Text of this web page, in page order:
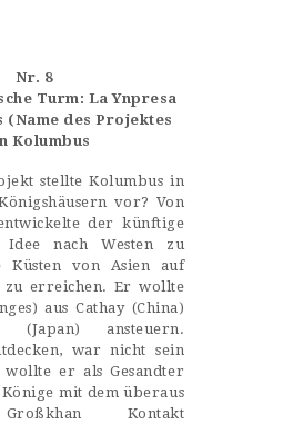
Colomares
Nr. 8
Turm: La Ynpresa
(Name des Projektes
Kolumbus
stellte Kolumbus in
vor? Von
der künftige
Idee nach Westen zu
Küsten von Asien auf
zu erreichen. Er wollte
aus Cathay (China)
(Japan) ansteuern.
war nicht sein
er als Gesandter
mit dem überaus
Kontakt